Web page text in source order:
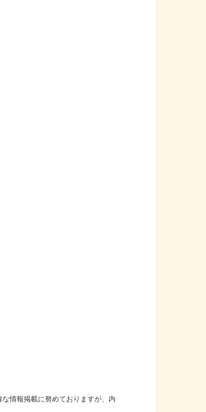
情報掲載に努めておりますが、内